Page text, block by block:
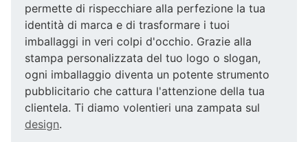
permette di rispecchiare alla perfezione la tua
identità di marca e di trasformare i tuoi
imballaggi in veri colpi d'occhio. Grazie alla
stampa personalizzata del tuo logo o slogan,
ogni imballaggio diventa un potente strumento
pubblicitario che cattura l'attenzione della tua
clientela. Ti diamo volentieri una zampata sul
design.